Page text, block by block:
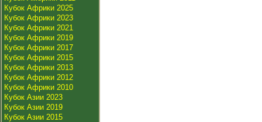
Кубок Африки 2025
Кубок Африки 2023
Кубок Африки 2021
Кубок Африки 2019
Кубок Африки 2017
Кубок Африки 2015
Кубок Африки 2013
Кубок Африки 2012
Кубок Африки 2010
Кубок Азии 2023
Кубок Азии 2019
Кубок Азии 2015